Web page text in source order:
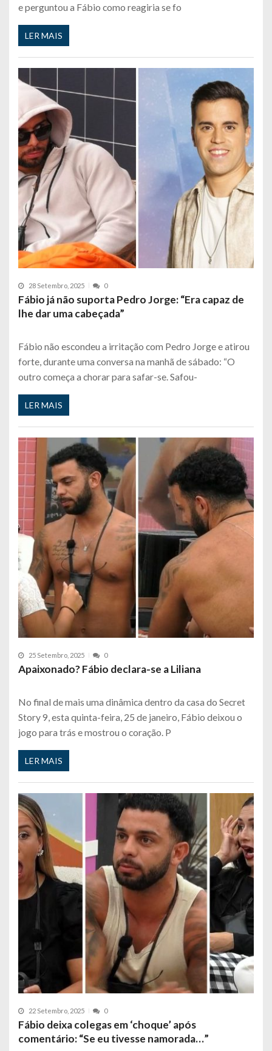
e perguntou a Fábio como reagiria se fo
LER MAIS
28 Setembro, 2025 0
Fábio já não suporta Pedro Jorge: “Era capaz de
lhe dar uma cabeçada”
Fábio não escondeu a irritação com Pedro Jorge e atirou
forte, durante uma conversa na manhã de sábado: “O
outro começa a chorar para safar-se. Safou-
LER MAIS
25 Setembro, 2025 0
Apaixonado? Fábio declara-se a Liliana
No final de mais uma dinâmica dentro da casa do Secret
Story 9, esta quinta-feira, 25 de janeiro, Fábio deixou o
jogo para trás e mostrou o coração. P
LER MAIS
22 Setembro, 2025 0
Fábio deixa colegas em ‘choque’ após
comentário: “Se eu tivesse namorada…”